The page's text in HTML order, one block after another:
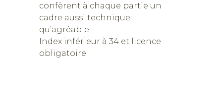
confèrent à chaque partie un
cadre aussi technique
qu’agréable.
Index inférieur à 34 et licence
obligatoire